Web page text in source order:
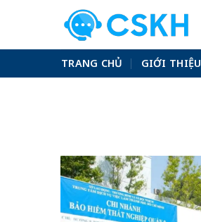
TRANG CHỦ GIỚI THIỆU